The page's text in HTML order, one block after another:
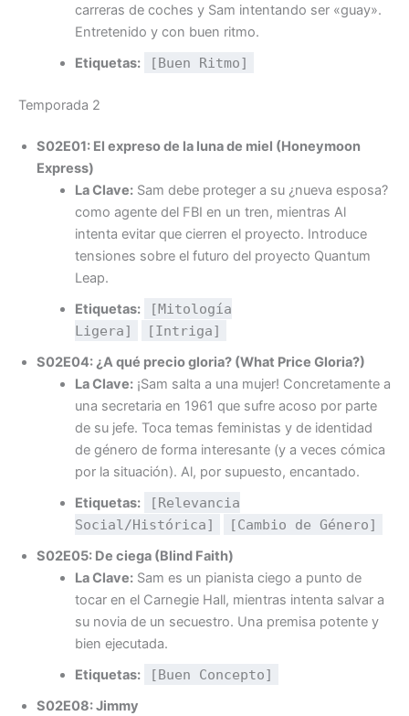
carreras de coches y Sam intentando ser «guay».
Entretenido y con buen ritmo.
Etiquetas:
[Buen Ritmo]
Temporada 2
S02E01: El expreso de la luna de miel (Honeymoon
Express)
La Clave:Sam debe proteger a su ¿nueva esposa?
como agente del FBI en un tren, mientras Al
intenta evitar que cierren el proyecto. Introduce
tensiones sobre el futuro del proyecto Quantum
Leap.
Etiquetas:
[Mitología
Ligera]
[Intriga]
S02E04: ¿A qué precio gloria? (What Price Gloria?)
La Clave:¡Sam salta a una mujer! Concretamente a
una secretaria en 1961 que sufre acoso por parte
de su jefe. Toca temas feministas y de identidad
de género de forma interesante (y a veces cómica
por la situación). Al, por supuesto, encantado.
Etiquetas:
[Relevancia
Social/Histórica]
[Cambio de Género]
S02E05: De ciega (Blind Faith)
La Clave:Sam es un pianista ciego a punto de
tocar en el Carnegie Hall, mientras intenta salvar a
su novia de un secuestro. Una premisa potente y
bien ejecutada.
Etiquetas:
[Buen Concepto]
S02E08: Jimmy